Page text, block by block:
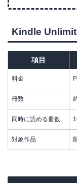
Kindle
項目
料金
冊数
同時に読める冊数
対象作品